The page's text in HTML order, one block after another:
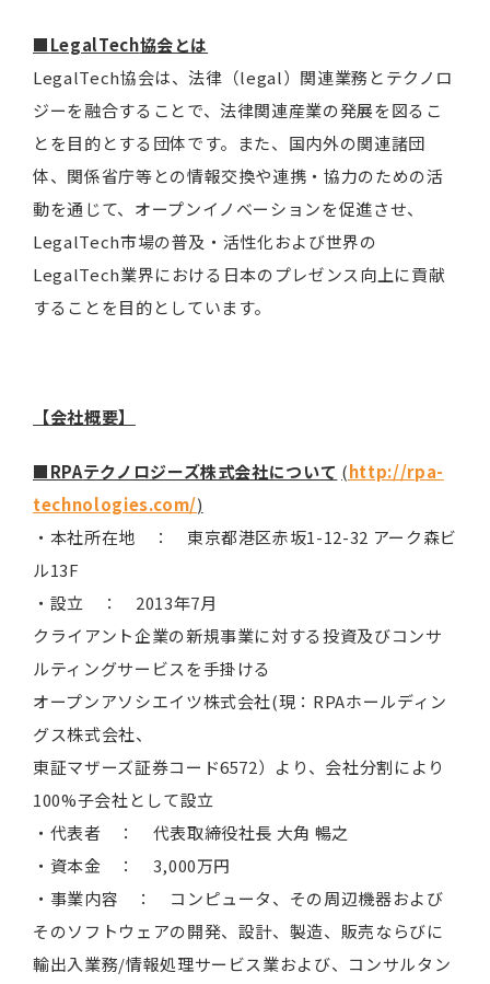
■LegalTech協会とは
LegalTech協会は、法律（legal）関連業務とテクノロ
ジーを融合することで、法律関連産業の発展を図るこ
とを目的とする団体です。また、国内外の関連諸団
体、関係省庁等との情報交換や連携・協力のための活
動を通じて、オープンイノベーションを促進させ、
LegalTech市場の普及・活性化および世界の
LegalTech業界における日本のプレゼンス向上に貢献
することを目的としています。
【会社概要】
■RPAテクノロジーズ株式会社について (http://rpa-
technologies.com/)
・本社所在地 ： 東京都港区赤坂1-12-32 アーク森ビ
ル13F
・設立 ： 2013年7月
クライアント企業の新規事業に対する投資及びコンサ
ルティングサービスを手掛ける
オープンアソシエイツ株式会社(現：RPAホールディン
グス株式会社、
東証マザーズ証券コード6572）より、会社分割により
100%子会社として設立
・代表者 ： 代表取締役社長 大角 暢之
・資本金 ： 3,000万円
・事業内容 ： コンピュータ、その周辺機器および
そのソフトウェアの開発、設計、製造、販売ならびに
輸出入業務/情報処理サービス業および、コンサルタン